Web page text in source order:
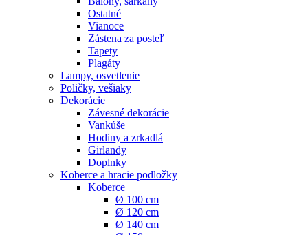
Ostatné
Vianoce
Zástena za posteľ
Tapety
Plagáty
Lampy, osvetlenie
Poličky, vešiaky
Dekorácie
Závesné dekorácie
Vankúše
Hodiny a zrkadlá
Girlandy
Doplnky
Koberce a hracie podložky
Koberce
Ø 100 cm
Ø 120 cm
Ø 140 cm